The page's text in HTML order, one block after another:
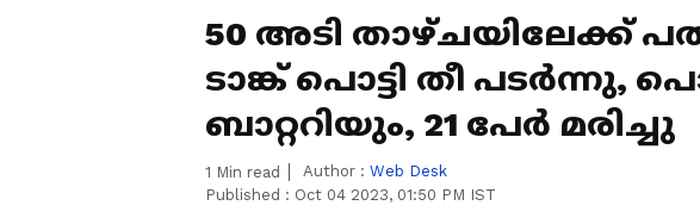
50 അടി താഴ്ചയിലേക്ക്
ടാങ്ക് പൊട്ടി തീ പടർന്നു,
ബാറ്ററിയും, 21 പേർ മരിച്ചു
1 Min read Author : Web Desk
Published : Oct 04 2023, 01:50 PM IST